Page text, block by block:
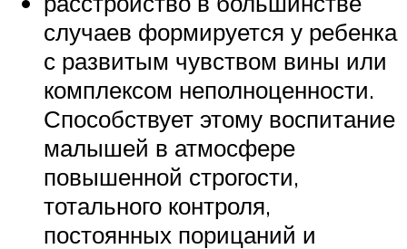
случаев формируется у ребенка
с развитым чувством вины или
комплексом неполноценности.
Способствует этому воспитание
малышей в атмосфере
повышенной строгости,
тотального контроля,
постоянных порицаний и